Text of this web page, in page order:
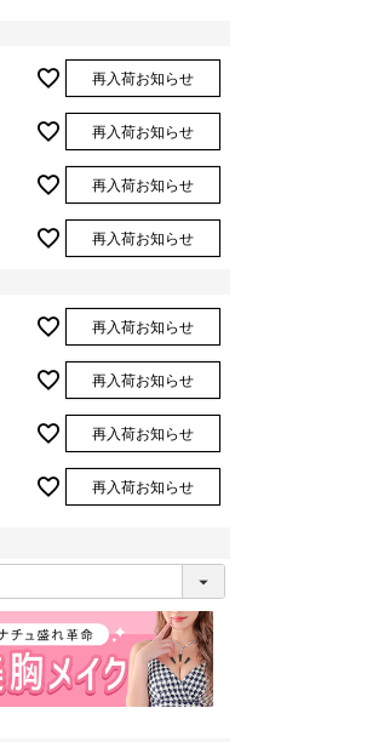
再入荷お知らせ
再入荷お知らせ
再入荷お知らせ
再入荷お知らせ
再入荷お知らせ
再入荷お知らせ
再入荷お知らせ
再入荷お知らせ